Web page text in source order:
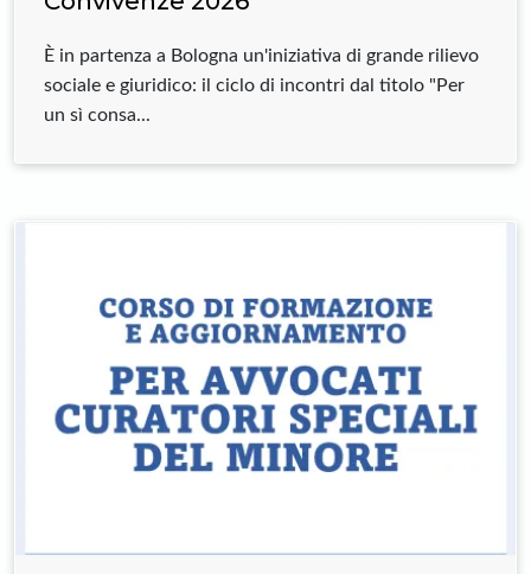
È in partenza a Bologna un'iniziativa di grande rilievo
sociale e giuridico: il ciclo di incontri dal titolo "Per
un sì consa...